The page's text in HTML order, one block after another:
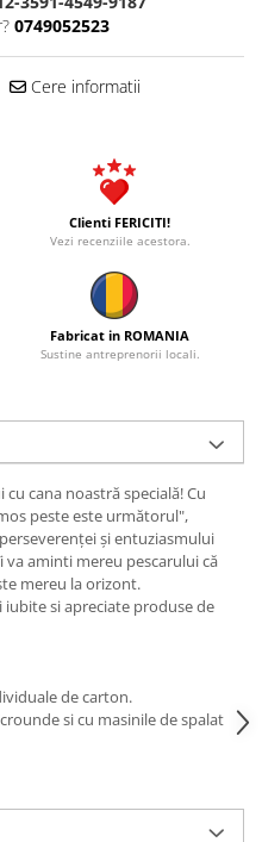
0749052523
Cere informatii
Clienti FERICITI!
Vezi recenziile acestora.
Fabricat in ROMANIA
Sustine antreprenorii locali.
cana noastră specială! Cu
peste este următorul",
și entuziasmului
va aminti mereu pescarului că
mereu la orizont.
iubite si apreciate produse de
de carton.
si cu masinile de spalat